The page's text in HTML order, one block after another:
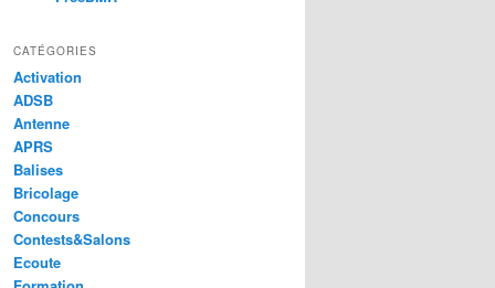
CATÉGORIES
Activation
ADSB
Antenne
APRS
Balises
Bricolage
Concours
Contests&Salons
Ecoute